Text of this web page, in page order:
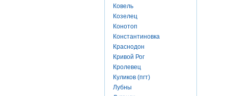
Ковель
Козелец
Конотоп
Константиновка
Краснодон
Кривой Рог
Кролевец
Куликов (пгт)
Лубны